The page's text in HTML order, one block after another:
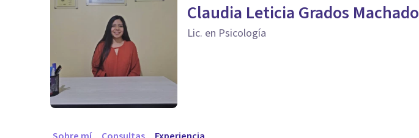
Claudia Leticia Grados Machado
Lic. en Psicología